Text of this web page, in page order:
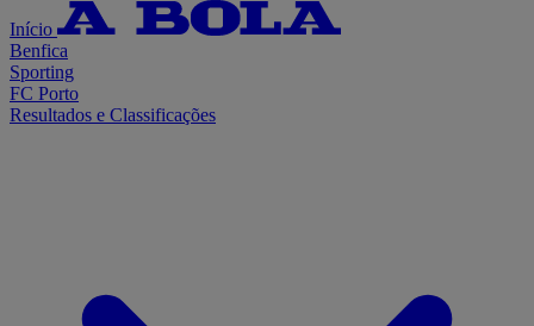
Início
Benfica
Sporting
FC Porto
Resultados e Classificações